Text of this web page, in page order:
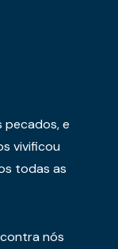
pecados, e
vivificou
todas as
nós